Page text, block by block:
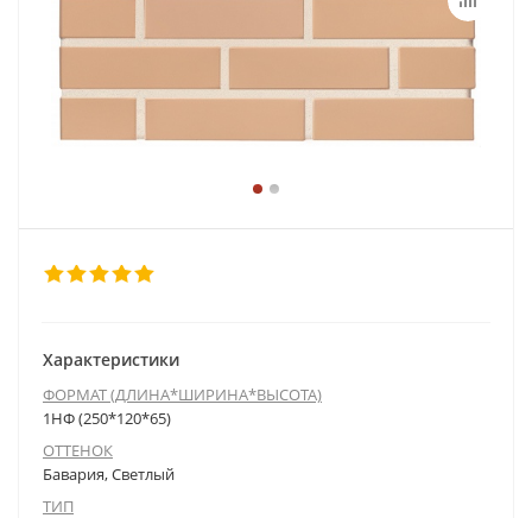
Характеристики
ФОРМАТ (ДЛИНА*ШИРИНА*ВЫСОТА)
1НФ (250*120*65)
ОТТЕНОК
Бавария, Светлый
ТИП